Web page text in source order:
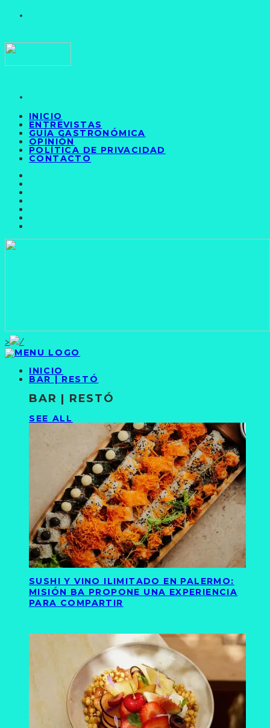
INICIO
ENTREVISTAS
GUÍA GASTRONÓMICA
OPINIÓN
POLÍTICA DE PRIVACIDAD
CONTACTO
>
INICIO
BAR | RESTÓ
BAR | RESTÓ
SEE ALL
SUSHI Y VINO ILIMITADO EN PALERMO:
MISIÓN BA PROPONE UNA EXPERIENCIA
PARA COMPARTIR